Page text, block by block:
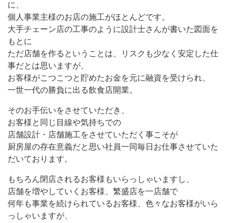
に、
個人事業主様のお店の施工がほとんどです。
大手チェーン店の工事のように設計士さんが書いた図面を
もとに
ただ店舗を作るということは、リスクも少なく安定した仕
事だとは思いますが、
お客様がこつこつと貯めたお金を元に融資を受けられ、
一世一代の勝負に出る飲食店開業。
そのお手伝いをさせていただき、
お客様と同じ目線や気持ちでの
店舗設計・店舗施工をさせていただく事こそが
厨房屋の存在意義だと思い社員一同毎日お仕事させていた
だいております。
もちろん閉店されるお客様もいらっしゃいますし、
店舗を増やしていくお客様、繁盛店を一店舗で
何年も事業を続けられているお客様、色々なお客様がいら
っしゃいますが、